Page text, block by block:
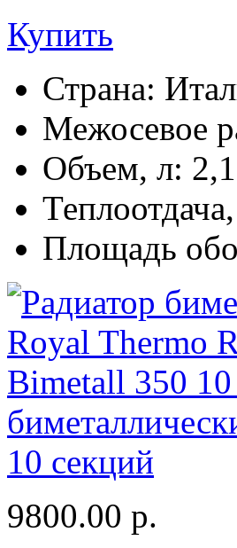
Купить
Страна:
Межосевое
Объем, л: 2,1
Площадь
10 секций
9800.00 р.